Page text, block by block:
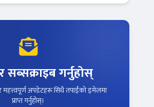
गर्नुहोस्
र महत्त्वपूर्ण अपडेटहरू सिधै तपाईंको इमेलमा
प्राप्त गर्नुहोस्।